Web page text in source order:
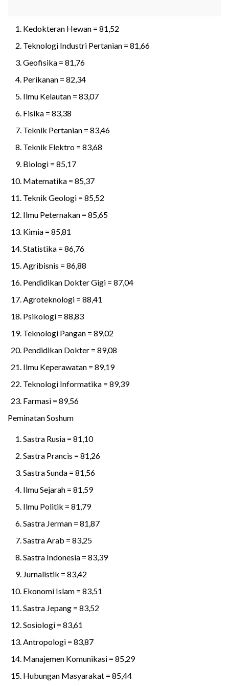
Kedokteran Hewan = 81,52
Teknologi Industri Pertanian = 81,66
Geofisika = 81,76
Perikanan = 82,34
Ilmu Kelautan = 83,07
Fisika = 83,38
Teknik Pertanian = 83,46
Teknik Elektro = 83,68
Biologi = 85,17
Matematika = 85,37
Teknik Geologi = 85,52
Ilmu Peternakan = 85,65
Kimia = 85,81
Statistika = 86,76
Agribisnis = 86,88
Pendidikan Dokter Gigi = 87,04
Agroteknologi = 88,41
Psikologi = 88,83
Teknologi Pangan = 89,02
Pendidikan Dokter = 89,08
Ilmu Keperawatan = 89,19
Teknologi Informatika = 89,39
Farmasi = 89,56
Peminatan Soshum
Sastra Rusia = 81,10
Sastra Prancis = 81,26
Sastra Sunda = 81,56
Ilmu Sejarah = 81,59
Ilmu Politik = 81,79
Sastra Jerman = 81,87
Sastra Arab = 83,25
Sastra Indonesia = 83,39
Jurnalistik = 83,42
Ekonomi Islam = 83,51
Sastra Jepang = 83,52
Sosiologi = 83,61
Antropologi = 83,87
Manajemen Komunikasi = 85,29
Hubungan Masyarakat = 85,44